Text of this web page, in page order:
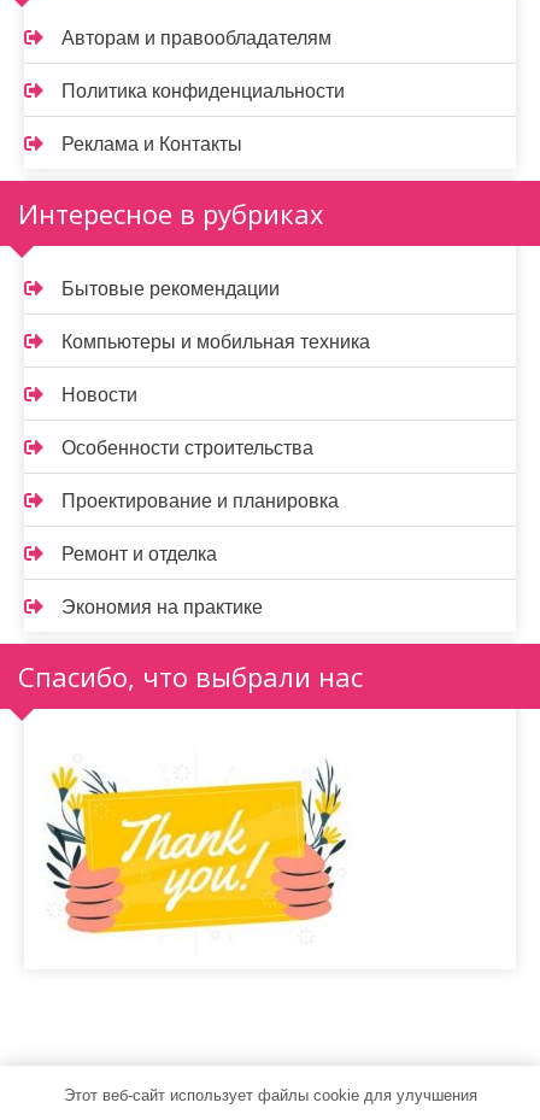
Авторам и правообладателям
Политика конфиденциальности
Реклама и Контакты
Интересное в рубриках
Бытовые рекомендации
Компьютеры и мобильная техника
Новости
Особенности строительства
Проектирование и планировка
Ремонт и отделка
Экономия на практике
Спасибо, что выбрали нас
stroydoma24.ru - Работает на WordPress
Этот веб-сайт использует файлы cookie для улучшения